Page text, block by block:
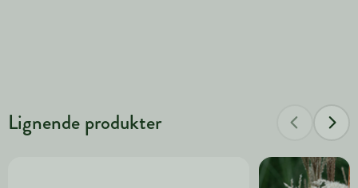
Lignende produkter